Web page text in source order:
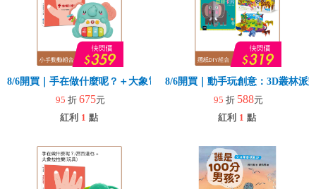
8/6開買｜手在做什麼呢？＋大象電子琴
95 折 675元
紅利 1 點
8/6開買｜動手玩創意：3D叢林派
95 折 588元
紅利 1 點